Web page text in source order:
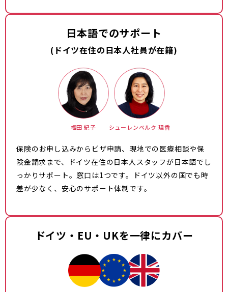
日本語でのサポート
(ドイツ在住の日本人社員が在籍)
福田 紀子 シューレンベルク 理香
保険のお申し込みからビザ申請、現地での医療相談や保
険金請求まで、ドイツ在住の日本人スタッフが日本語でし
っかりサポート。窓口は1つです。ドイツ以外の国でも時
差が少なく、安心のサポート体制です。
ドイツ・EU・UKを一律にカバー